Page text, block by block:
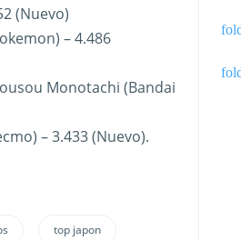
(Nuevo)
– 4.486
Monotachi (Bandai
– 3.433 (Nuevo).
top japon